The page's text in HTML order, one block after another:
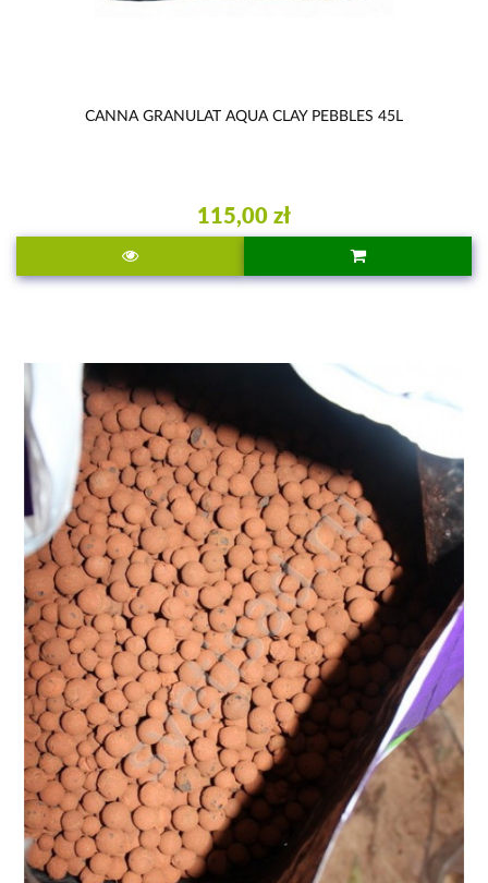
CANNA GRANULAT AQUA CLAY PEBBLES 45L
115,00 zł